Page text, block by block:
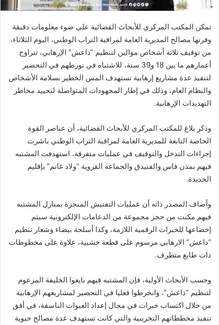
تمكن المكتب المركزي للأبحاث القضائية على ضوء معلومات دقيقة
وفرتها مصالح المديرية العامة لمراقبة التراب الوطني، اليوم الثلاثاء،
من توقيف ثلاثة أشخاص موالين لتنظيم “داعش” الإرهابي، تتراوح
أعمارهم ما بين 18 و39 سنة، للاشتباه في تورطهم في التحضير
لتنفيذ عدة مشاريع إرهابية تستهدف المس الخطير بسلامة الأشخاص
والنظام العام، وذلك في إطار المجهودات المتواصلة لتحييد مخاطر
التهديدات الإرهابية.
وذكر بلاغ للمكتب المركزي للأبحاث القضائية، أن عناصر القوة
الخاصة التابعة للمديرية العامة لمراقبة التراب الوطني باشرت
إجراءات التدخل والتوقيف في عمليات متفرقة، استهدفت المشتبه
فيهم بمدن فاس والفنيدق والجماعة القروية “ولاد غانم” بإقليم
الجديدة.
وأضاف المصدر ذاته أن عمليات التفتيش المنجزة بمنازل المشتبه
فيهم مكنت من حجز مجموعة من الدعامات الإلكترونية سيتم
إخضاعها للخبرات الرقمية اللازمة، وكذا أسلحة بيضاء وشعار تنظيم
“داعش” الارهابي مرسوم على قطعة خشبية، علاوة على مخطوطات
ذات طابع متطرف.
وحسب الأبحاث الأولية، فإن المشتبه فيهم بايعوا الخليفة المزعوم
لتنظيم “داعش”، وانخرطوا فعليا في التحضير لمشاريعهم الإرهابية
من خلال اكتساب خبرات في مجال إعداد العبوات الناسفة، في أفق
تنفيذ مخططاتهم التخريبية والتي كانت تستهدف عدة مصالح حيوية